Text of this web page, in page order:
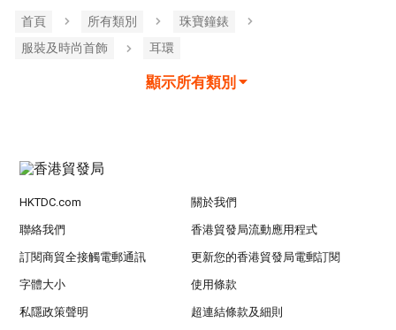
首頁 所有類別
珠寶鐘錶
服裝及時尚首飾
耳環
顯示所有類別
HKTDC.com 關於我們
聯絡我們 香港貿發局流動應用程式
訂閱商貿全接觸電郵通訊 更新您的香港貿發局電郵訂閱
字體大小 使用條款
私隱政策聲明 超連結條款及細則